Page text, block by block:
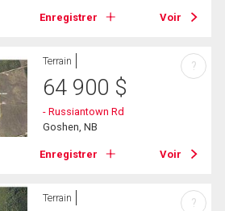
Enregistrer Voir
Terrain
64 900 $
- Russiantown Rd
Goshen, NB
Enregistrer Voir
?
Terrain ?